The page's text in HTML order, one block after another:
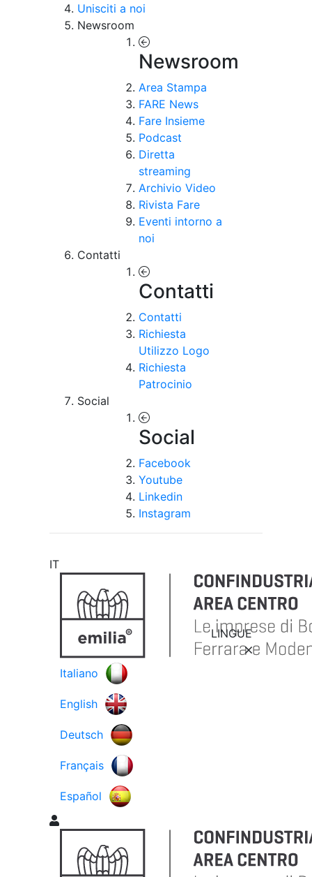
Unisciti a noi
Newsroom
Newsroom
Area Stampa
FARE News
Fare Insieme
Podcast
Diretta
streaming
Archivio Video
Rivista Fare
Eventi intorno a
noi
Contatti
Contatti
Contatti
Richiesta
Utilizzo Logo
Richiesta
Patrocinio
Social
Social
Facebook
Youtube
Linkedin
Instagram
IT
LINGUE
Italiano
English
Deutsch
Français
Español